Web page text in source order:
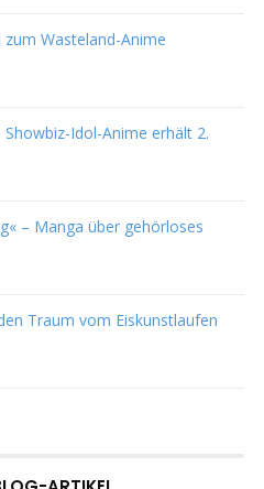
zum Wasteland-Anime
Idol-Anime erhält 2.
– Manga über gehörloses
Traum vom Eiskunstlaufen